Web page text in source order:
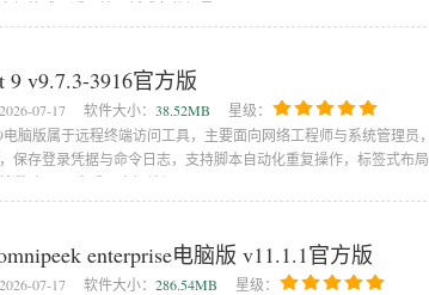
密钥格式，适网站更新或备份场景，
9 v9.7.3-3916官方版
2026-07-17 软件大小： 38.52MB
星级：
电脑版属于远程终端访问工具，主要面向网络工程师与系统管理员
保存登录凭据与命令日志，支持脚本自动化重复操作，标签式布
借助SFTP完成，密钥认证强
enterprise电脑版 v11.1.1官方版
2026-07-17 软件大小： 286.54MB
星级：